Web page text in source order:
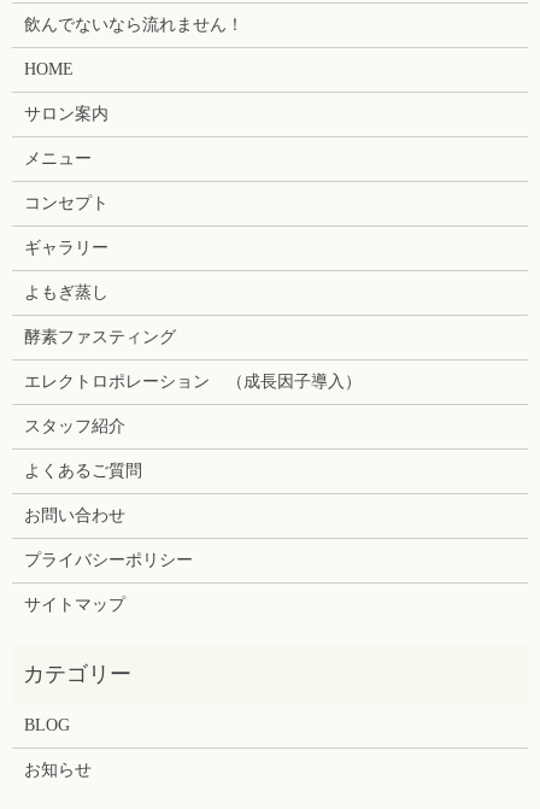
飲んでないなら流れません！
HOME
サロン案内
メニュー
コンセプト
ギャラリー
よもぎ蒸し
酵素ファスティング
エレクトロポレーション （成長因子導入）
スタッフ紹介
よくあるご質問
お問い合わせ
プライバシーポリシー
サイトマップ
BLOG
お知らせ